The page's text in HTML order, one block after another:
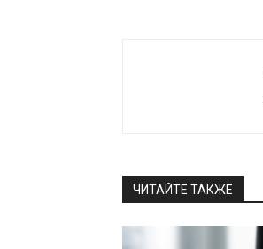
ЧИТАЙТЕ ТАКЖЕ